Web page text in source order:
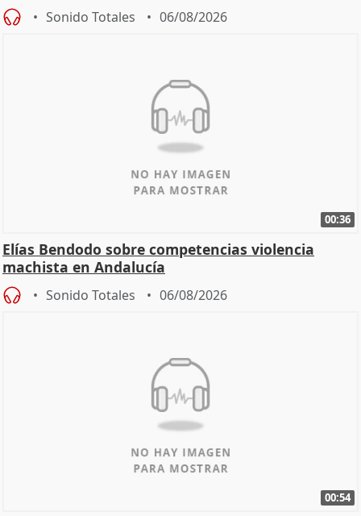
Sonido Totales 06/08/2026
00:36
Elías Bendodo sobre competencias violencia
machista en Andalucía
Sonido Totales 06/08/2026
00:54